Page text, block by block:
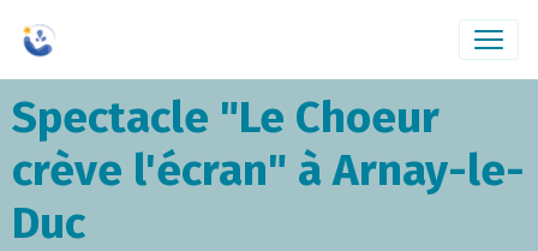
Spectacle "Le Choeur
crève l'écran" à Arnay-le-
Duc